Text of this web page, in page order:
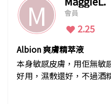
M 會員
2.25
Albion 爽膚精萃液
本身敏感皮膚，用佢無敏
好用，濕敷還好，不過酒